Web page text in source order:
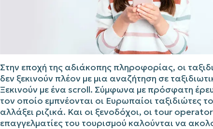
Στην εποχή της αδιάκοπης πληροφορίας, οι
δεν ξεκινούν πλέον με μια αναζήτηση σε
Ξεκινούν με ένα scroll. Σύμφωνα με πρόσφατη
τον οποίο εμπνέονται οι Ευρωπαίοι ταξιδιώτες
αλλάξει ριζικά. Και οι ξενοδόχοι, οι tour
επαγγελματίες του τουρισμού καλούνται να